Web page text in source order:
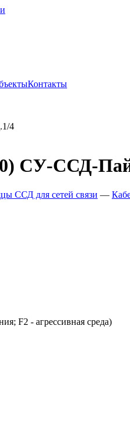
Контакты
4
СУ-ССД-
ССД для сетей связи —
F2 - агрессивная среда)